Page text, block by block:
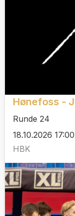
Hønefoss -
Runde 24
18.10.2026
HBK